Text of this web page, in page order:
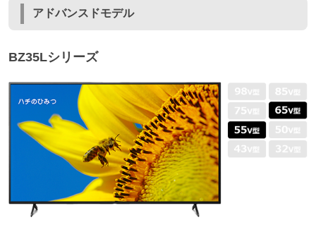
アドバンスドモデル
BZ35Lシリーズ